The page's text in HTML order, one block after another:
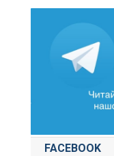
FACEBOOK